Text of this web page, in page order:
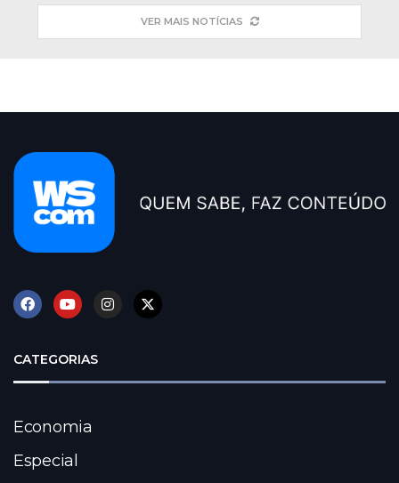
VER MAIS NOTÍCIAS
CATEGORIAS
Economia
Especial